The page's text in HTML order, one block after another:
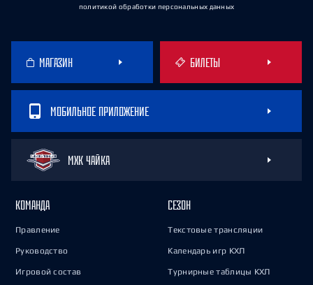
политикой обработки персональных данных
МАГАЗИН БИЛЕТЫ
МОБИЛЬНОЕ ПРИЛОЖЕНИЕ
МХК ЧАЙКА
КОМАНДА
Правление
Руководство
Игровой состав
СЕЗОН
Текстовые трансляции
Календарь игр КХЛ
Турнирные таблицы КХЛ